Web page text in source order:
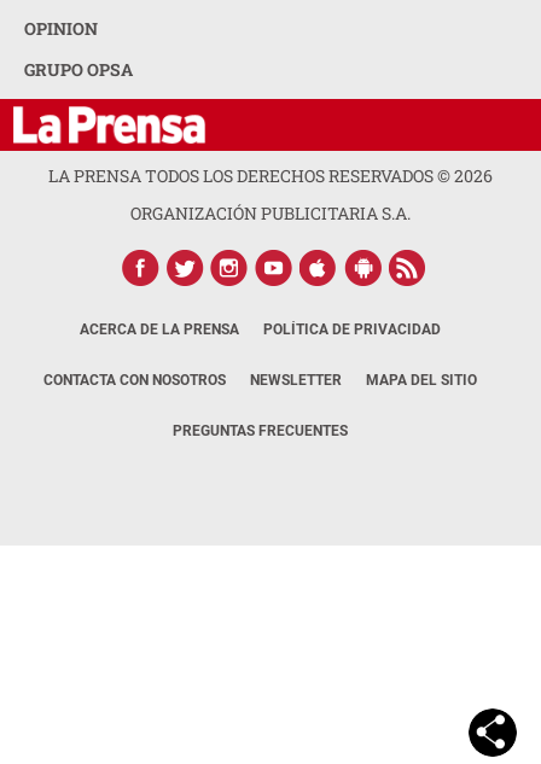
OPINION
GRUPO OPSA
LA PRENSA TODOS LOS DERECHOS RESERVADOS ©2026
ORGANIZACIÓN PUBLICITARIA S.A.
ACERCA DE LA PRENSA POLÍTICA DE PRIVACIDAD
CONTACTA CON NOSOTROS NEWSLETTER MAPA DEL SITIO
PREGUNTAS FRECUENTES